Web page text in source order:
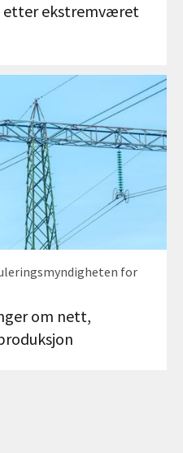
etter ekstremværet
for
om nett,